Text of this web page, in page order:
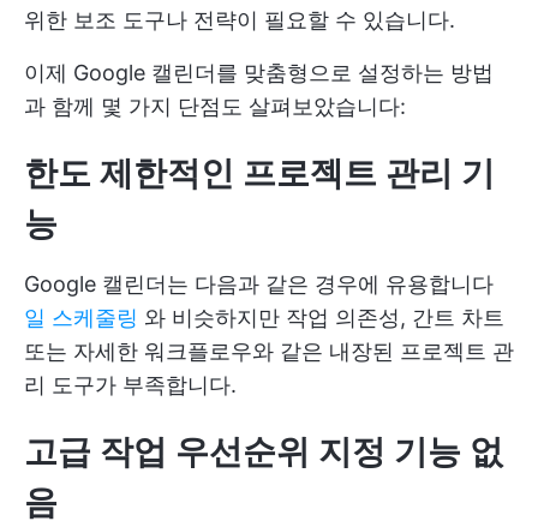
위한 보조 도구나 전략이 필요할 수 있습니다.
이제 Google 캘린더를 맞춤형으로 설정하는 방법
과 함께 몇 가지 단점도 살펴보았습니다:
한도 제한적인 프로젝트 관리 기
능
Google 캘린더는 다음과 같은 경우에 유용합니다
일 스케줄링 와 비슷하지만 작업 의존성, 간트 차트
또는 자세한 워크플로우와 같은 내장된 프로젝트 관
리 도구가 부족합니다.
고급 작업 우선순위 지정 기능 없
음